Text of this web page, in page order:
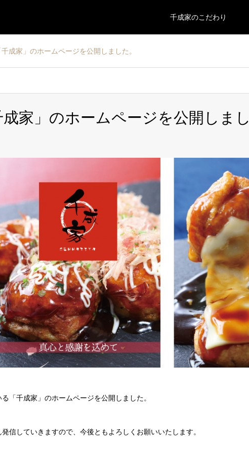
千成家のこだわり
成家」のホームページを公開しました。
家」のホームページを公開しまし
千成家」のホームページを公開しました。
信していきますので、今後ともよろしくお願いいたします。